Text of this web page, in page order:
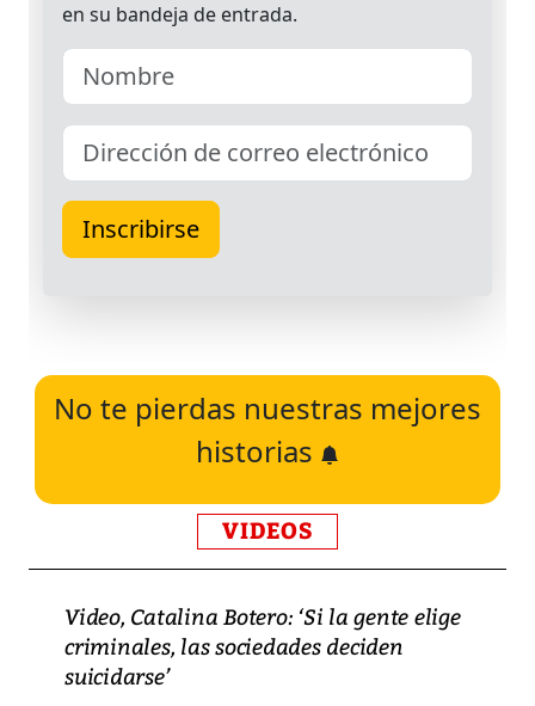
No te pierdas nuestras mejores
historias
VIDEOS
Video, Catalina Botero: ‘Si la gente elige
criminales, las sociedades deciden
suicidarse’